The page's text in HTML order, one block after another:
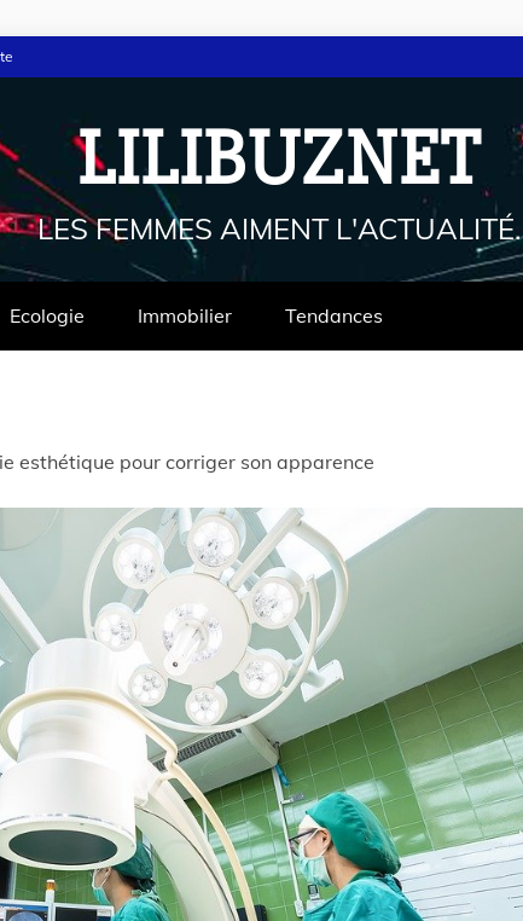
LILIBUZNET
LES FEMMES AIMENT L'ACTUALITÉ.
Ecologie Immobilier Tendances
esthétique pour corriger son apparence